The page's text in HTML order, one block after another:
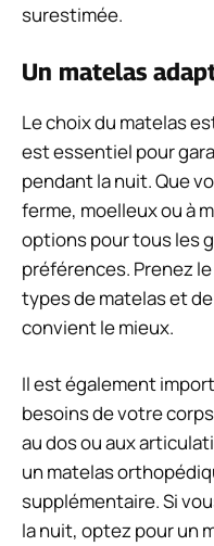
surestimée.
Un matelas
Le choix du matelas
est essentiel pour
pendant la nuit. Que
ferme, moelleux ou à
options pour tous les
préférences. Prenez
types de matelas et
convient le mieux.
Il est également
besoins de votre
au dos ou aux
un matelas
supplémentaire. Si
la nuit, optez pour un